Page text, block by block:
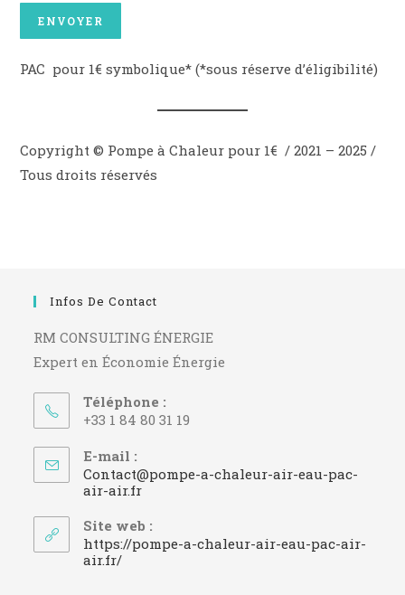
PAC pour 1€ symbolique* (*sous réserve d’éligibilité)
Copyright © Pompe à Chaleur pour 1€ / 2021 – 2025 /
Tous droits réservés
Infos De Contact
RM CONSULTING ÉNERGIE
Expert en Économie Énergie
Téléphone :
+33 1 84 80 31 19
E-mail :
Contact@pompe-a-chaleur-air-eau-pac-
air-air.frS’ouvre
votre
application
Site web :
https://pompe-a-chaleur-air-eau-pac-air-
air.fr/